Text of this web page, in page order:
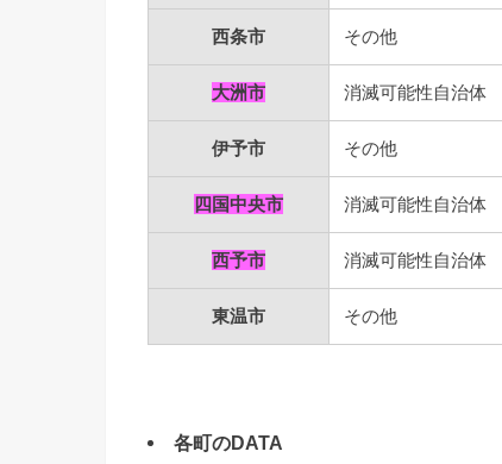
西条市 その他
大洲市 消滅可能性自治体
伊予市 その他
四国中央市 消滅可能性自治体
西予市 消滅可能性自治体
東温市 その他
各町のDATA